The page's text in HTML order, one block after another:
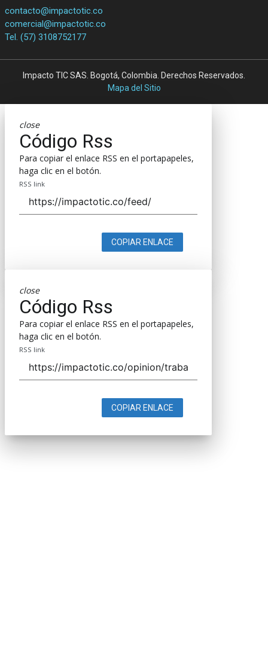
contacto@impactotic.co
comercial@impactotic.co
Tel. (57) 3108752177
Impacto TIC SAS. Bogotá, Colombia. Derechos Reservados.
Mapa del Sitio
close
Código Rss
Para copiar el enlace RSS en el portapapeles,
haga clic en el botón.
RSS link
COPIAR ENLACE
close
Código Rss
Para copiar el enlace RSS en el portapapeles,
haga clic en el botón.
RSS link
COPIAR ENLACE